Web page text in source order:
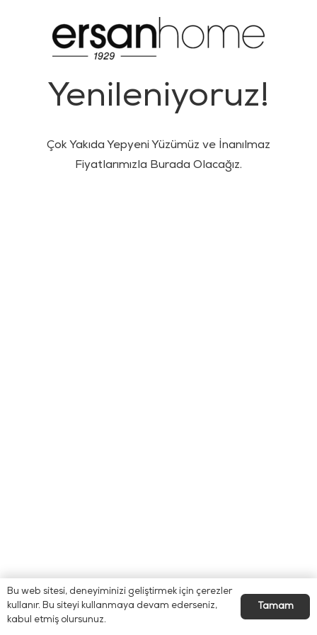
Yenileniyoruz!
Çok Yakıda Yepyeni Yüzümüz ve İnanılmaz
Fiyatlarımızla Burada Olacağız.
Bu web sitesi, deneyiminizi geliştirmek için çerezler
kullanır. Bu siteyi kullanmaya devam ederseniz,
kabul etmiş olursunuz.
Tamam